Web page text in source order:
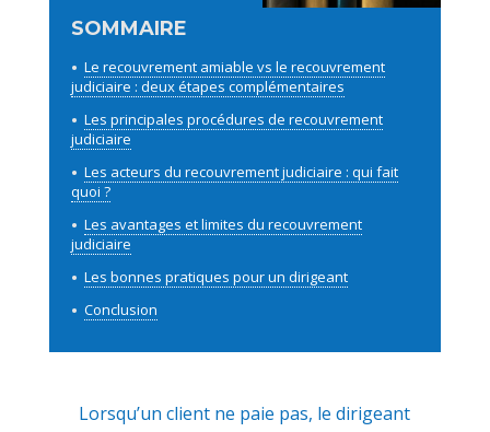
Le recouvrement amiable vs le recouvrement
judiciaire : deux étapes complémentaires
Les principales procédures de recouvrement
judiciaire
Les acteurs du recouvrement judiciaire : qui fait
quoi ?
Les avantages et limites du recouvrement
judiciaire
Les bonnes pratiques pour un dirigeant
Conclusion
Lorsqu’un client ne paie pas, le dirigeant